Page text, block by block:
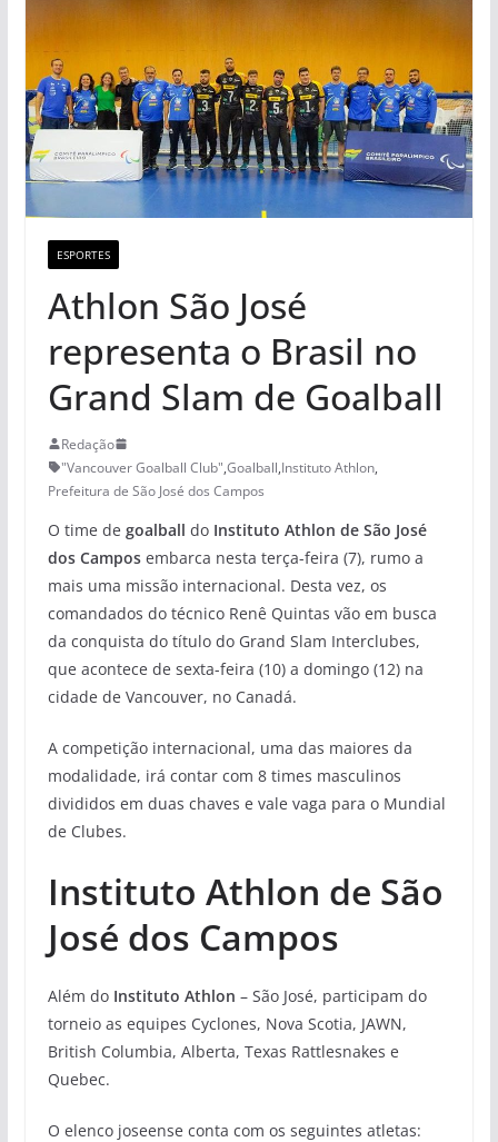
ESPORTES
Athlon São José
representa o Brasil no
Grand Slam de Goalball
Redação
"Vancouver Goalball Club",Goalball,Instituto Athlon,
Prefeitura de São José dos Campos
O time de goalball do Instituto Athlon de São José
dos Campos embarca nesta terça-feira (7), rumo a
mais uma missão internacional. Desta vez, os
comandados do técnico Renê Quintas vão em busca
da conquista do título do Grand Slam Interclubes,
que acontece de sexta-feira (10) a domingo (12) na
cidade de Vancouver, no Canadá.
A competição internacional, uma das maiores da
modalidade, irá contar com 8 times masculinos
divididos em duas chaves e vale vaga para o Mundial
de Clubes.
Instituto Athlon de São
José dos Campos
Além doInstituto Athlon – São José, participam do
torneio as equipes Cyclones, Nova Scotia, JAWN,
British Columbia, Alberta, Texas Rattlesnakes e
Quebec.
O elenco joseense conta com os seguintes atletas: